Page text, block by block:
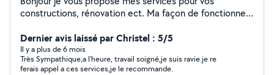
constructions, rénovation ect. Ma façon de fonctionner
prix et je vous dis si c'est ok pour moi et en es parti !
N'hésitez à me contacter
Dernier avis laissé par Christel : 5/5
Il y a plus de 6 mois
Très Sympathique,a l'heure, travail soigné,je suis ravie je re
ferais appel a ces services,je le recommande.